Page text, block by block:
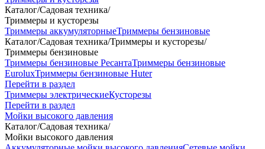
Каталог/Садовая техника/
Триммеры и кусторезы
Триммеры аккумуляторныеТриммеры бензиновые
Каталог/Садовая техника/Триммеры и кусторезы/
Триммеры бензиновые
Триммеры бензиновые РесантаТриммеры бензиновые
EuroluxТриммеры бензиновые Huter
Перейти в раздел
Триммеры электрическиеКусторезы
Перейти в раздел
Мойки высокого давления
Каталог/Садовая техника/
Мойки высокого давления